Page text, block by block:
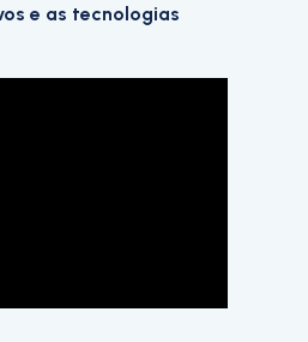
e as tecnologias